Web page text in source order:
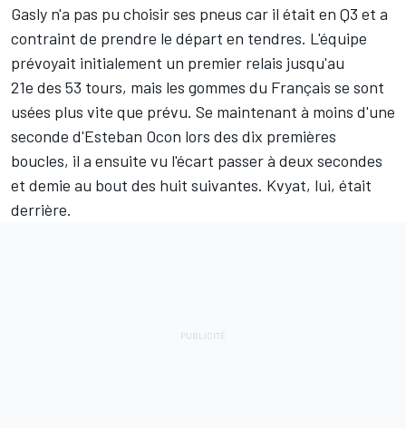
Gasly n'a pas pu choisir ses pneus car il était en Q3 et a
contraint de prendre le départ en tendres. L'équipe
prévoyait initialement un premier relais jusqu'au
21e des 53 tours, mais les gommes du Français se sont
usées plus vite que prévu. Se maintenant à moins d'une
seconde d'Esteban Ocon lors des dix premières
boucles, il a ensuite vu l'écart passer à deux secondes
et demie au bout des huit suivantes. Kvyat, lui, était
derrière.